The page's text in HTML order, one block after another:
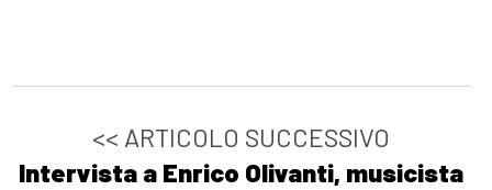
<< ARTICOLO SUCCESSIVO
Intervista a Enrico Olivanti, musicista